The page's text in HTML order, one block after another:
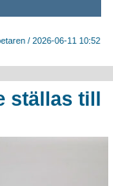
/ 2026-06-11 10:52
ställas till